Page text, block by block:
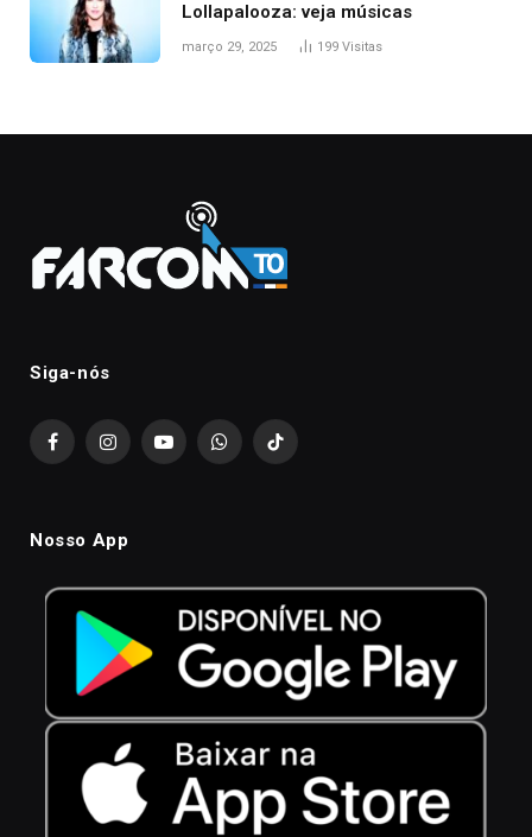
Lollapalooza: veja músicas
março 29, 2025 199 Visitas
Siga-nós
FacebookInstagramYouTubeWhatsAppTikTok
Nosso App